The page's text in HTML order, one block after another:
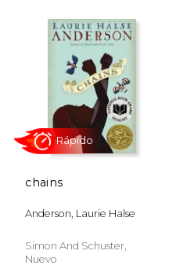
15%
dcto. $ 6.79
chains
Anderson, Laurie Halse
Simon And Schuster,
Nuevo